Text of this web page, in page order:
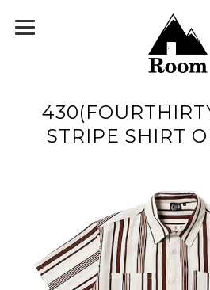
STRIPE SHIRT